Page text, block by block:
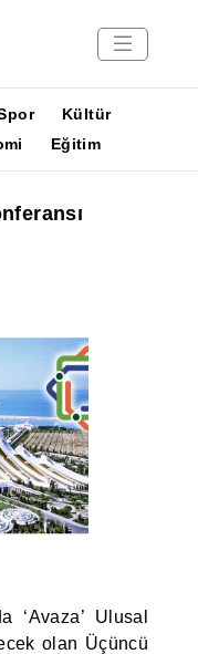
Kültür
Eğitim
‘Avaza’ Ulusal
olan Üçüncü